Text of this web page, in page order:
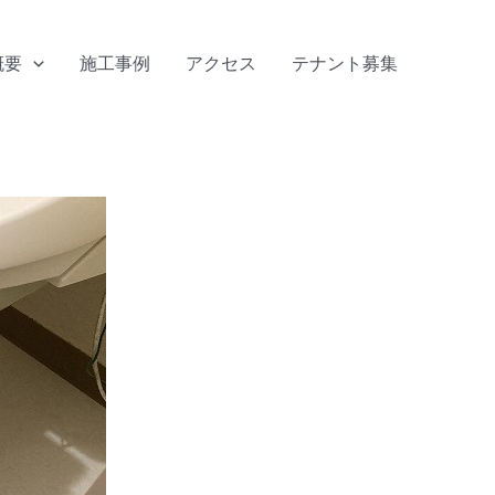
要 施工事例 アクセス テナント募集